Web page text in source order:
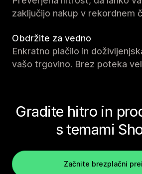
zaključijo nakup v rekordnem
Obdržite za vedno
Enkratno plačilo in
vašo trgovino. Brez poteka
Gradite hitro in
s temami
Začnite brezplačni